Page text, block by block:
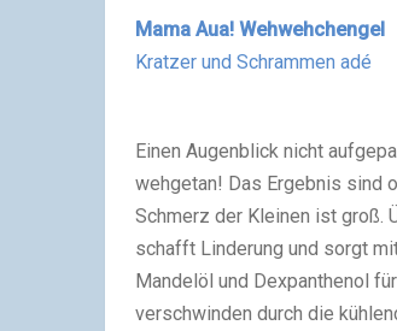
Mama Aua! Wehwehchengel
Kratzer und Schrammen adé
Einen Augenblick nicht
wehgetan! Das Ergebnis sind
Schmerz der Kleinen ist groß.
schafft Linderung und sorgt
Mandelöl und Dexpanthenol
verschwinden durch die